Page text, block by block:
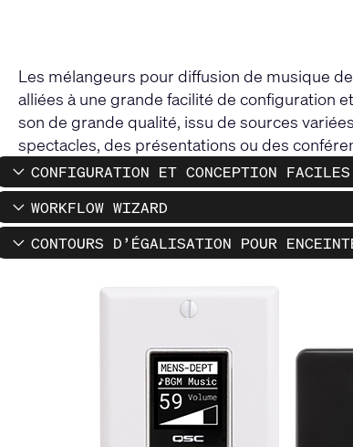
Les mélangeurs pour diffusion de musique
alliées à une grande facilité de configuration
son de grande qualité, issu de sources
spectacles, des présentations ou des
CONFIGURATION ET CONCEPTION FACILES
WORKFLOW WIZARD
CONTOURS D’ÉGALISATION POUR